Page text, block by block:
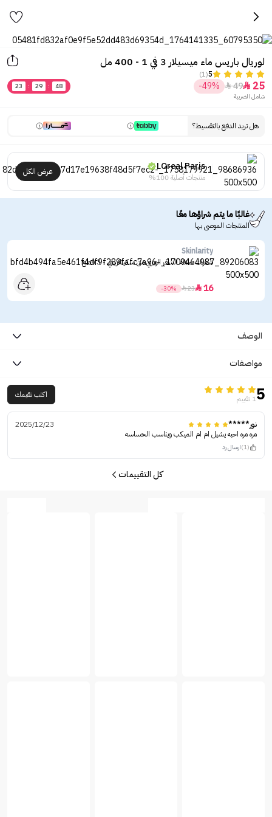
لوريال باريس ماء ميسيلار 3 في 1 - 400 مل
5
(1)
25

49

-49%
23 : 29 :
48
شامل الضريبة
هل تريد الدفع بالتقسيط؟
LOreal Paris
منتجات أصلية 100%
عرض الكل
غالبًا ما يتم شراؤها معًا
المنتجات الموصى بها
Skinlarity
شفرات حلاقة الشعر الوبري من سكينلاريتي - 3 قطع
16

23

-30%
الوصف
مواصفات
51 تقييم اكتب تقيمك
نور*****
2025/12/23
مره مره احبه يشيل ام ام الميكب ويناسب الحساسه
(1) ارسال رد
كل التقييمات